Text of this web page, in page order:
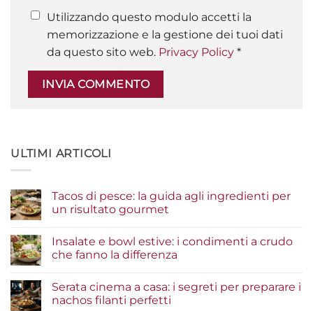
Utilizzando questo modulo accetti la
memorizzazione e la gestione dei tuoi dati
da questo sito web. Privacy Policy *
ULTIMI ARTICOLI
Tacos di pesce: la guida agli ingredienti per
un risultato gourmet
su
Tacos
di
guida
agli
ingredienti
Insalate e bowl estive: i condimenti a crudo
che fanno la differenza
su
Insalate
e
Serata cinema a casa: i segreti per preparare i
nachos filanti perfetti